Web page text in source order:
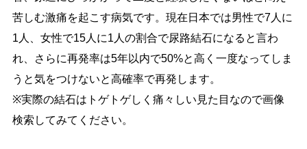
苦しむ激痛を起こす病気です。現在日本では男性で7人に
1人、女性で15人に1人の割合で尿路結石になると言わ
れ、さらに再発率は5年以内で50%と高く一度なってしま
うと気をつけないと高確率で再発します。
※実際の結石はトゲトゲしく痛々しい見た目なので画像
検索してみてください。